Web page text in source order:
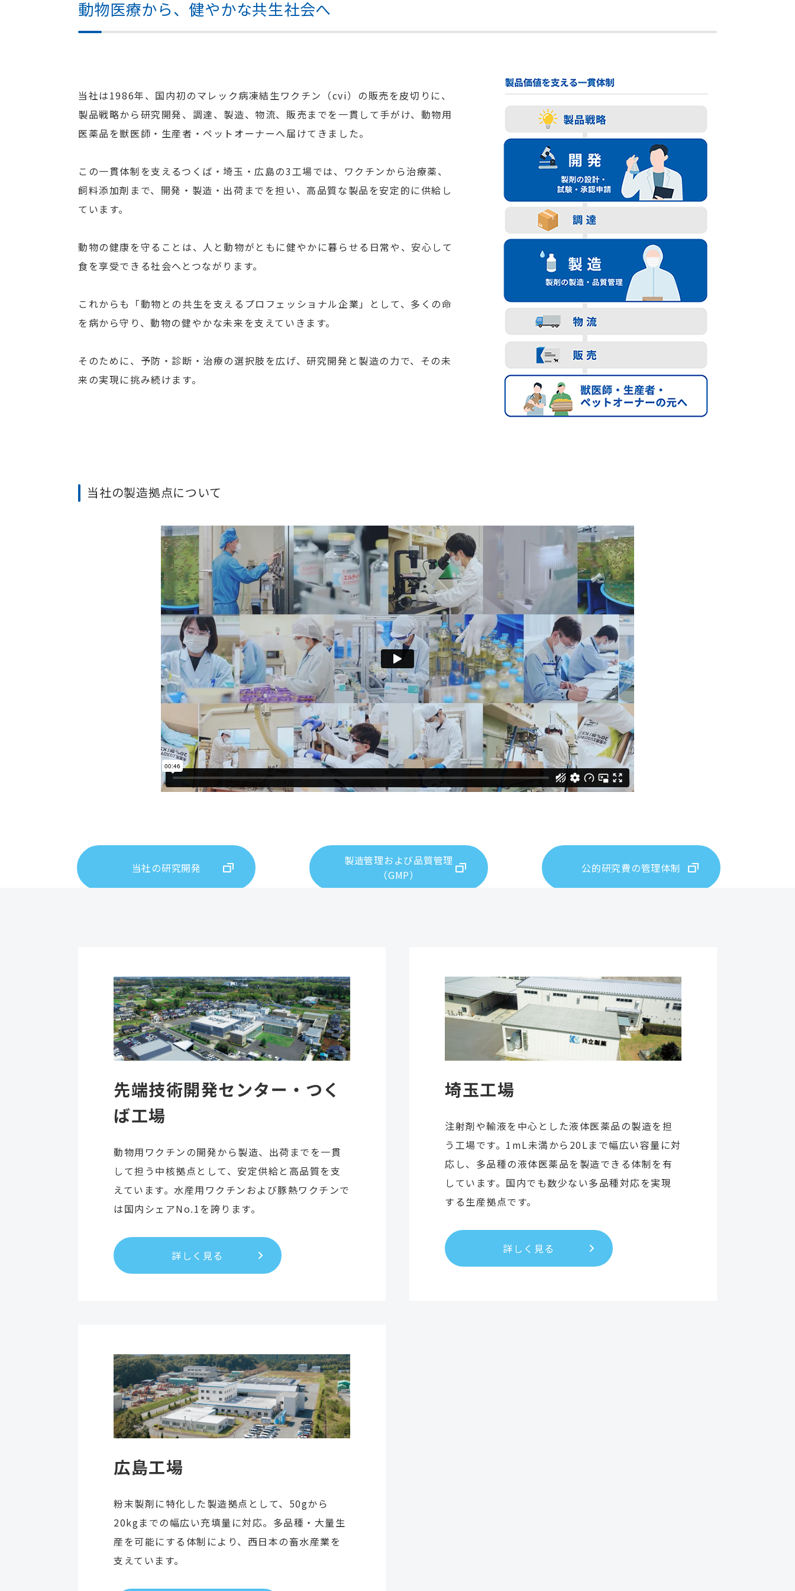
動物医療から、健やかな共生社会へ
当社は1986年、国内初のマレック病凍結生ワクチン（cvi）の販売を皮切りに、
製品戦略から研究開発、調達、製造、物流、販売までを一貫して手がけ、動物用
医薬品を獣医師・生産者・ペットオーナーへ届けてきました。
この一貫体制を支えるつくば・埼玉・広島の3工場では、ワクチンから治療薬、
飼料添加剤まで、開発・製造・出荷までを担い、高品質な製品を安定的に供給し
ています。
動物の健康を守ることは、人と動物がともに健やかに暮らせる日常や、安心して
食を享受できる社会へとつながります。
これからも「動物との共生を支えるプロフェッショナル企業」として、多くの命
を病から守り、動物の健やかな未来を支えていきます。
そのために、予防・診断・治療の選択肢を広げ、研究開発と製造の力で、その未
来の実現に挑み続けます。
当社の製造拠点について
当社の研究開発
製造管理および品質管理
（GMP）
公的研究費の管理体制
先端技術開発センター・つく
ば工場
動物用ワクチンの開発から製造、出荷までを一貫
して担う中核拠点として、安定供給と高品質を支
えています。水産用ワクチンおよび豚熱ワクチンで
は国内シェアNo.1を誇ります。
詳しく見る
埼玉工場
注射剤や輸液を中心とした液体医薬品の製造を担
う工場です。1mL未満から20Lまで幅広い容量に対
応し、多品種の液体医薬品を製造できる体制を有
しています。国内でも数少ない多品種対応を実現
する生産拠点です。
詳しく見る
広島工場
粉末製剤に特化した製造拠点として、50gから
20kgまでの幅広い充填量に対応。多品種・大量生
産を可能にする体制により、西日本の畜水産業を
支えています。